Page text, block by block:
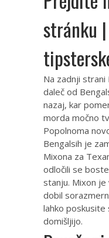
stránku
Na zadnji strani
daleč od
nazaj, kar
morda močno
Popolnoma
Bengalsih je
Mixona za
odločili se
stanju. Mixon je
dobil
lahko poskusite
domišljijo.